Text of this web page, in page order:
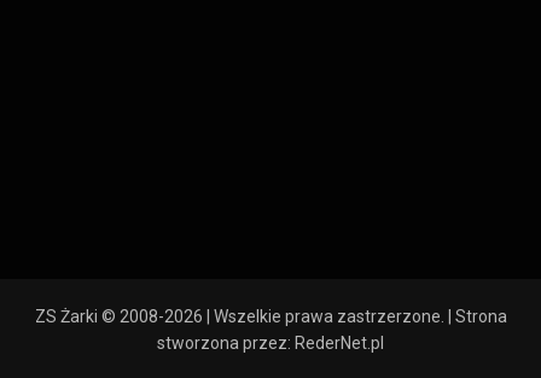
ZS Żarki © 2008-2026 | Wszelkie prawa zastrzerzone. | Strona
stworzona przez: RederNet.pl